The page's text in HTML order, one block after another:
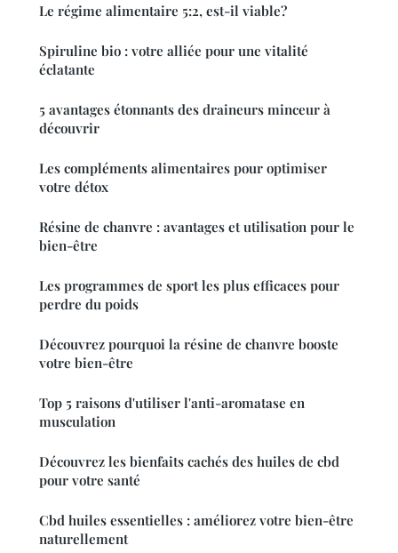
Le régime alimentaire 5:2, est-il viable?
Spiruline bio : votre alliée pour une vitalité
éclatante
5 avantages étonnants des draineurs minceur à
découvrir
Les compléments alimentaires pour optimiser
votre détox
Résine de chanvre : avantages et utilisation pour le
bien-être
Les programmes de sport les plus efficaces pour
perdre du poids
Découvrez pourquoi la résine de chanvre booste
votre bien-être
Top 5 raisons d'utiliser l'anti-aromatase en
musculation
Découvrez les bienfaits cachés des huiles de cbd
pour votre santé
Cbd huiles essentielles : améliorez votre bien-être
naturellement